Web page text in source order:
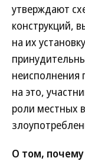
утверждают
конструкций,
на их
неисполнения
на это,
роли местных
О том, почему